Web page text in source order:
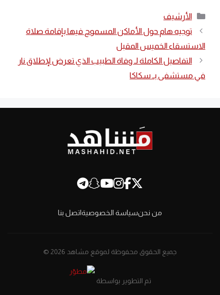
التصنيفات
الأرشيف
توجيه هام حول الأماكن المسموح فيها بإقامة صلاة
الاستسقاء الخميس المقبل
التفاصيل الكاملة لـ وفاة الطبيب الذي تعرض لإطلاق نار
في مستشفى بـ سكاكا
من نحنسياسة الخصوصيةاتصل بنا
جميع الحقوق محفوظة لموقع مشاهد 2026 ©
تم التطوير بواسطة